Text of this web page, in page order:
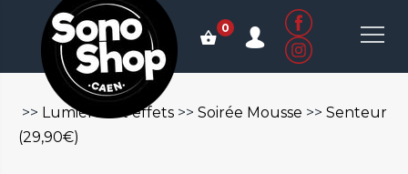
0
>> Lumières et effets >> Soirée Mousse >> Senteur
(29,90€)